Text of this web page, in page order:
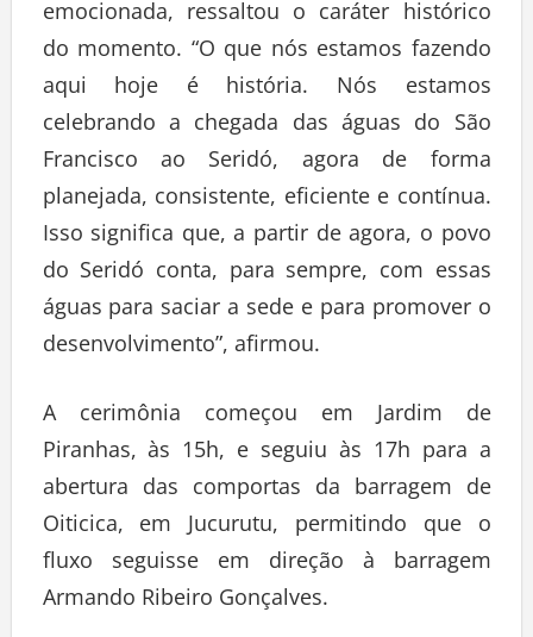
emocionada, ressaltou o caráter histórico
do momento. “O que nós estamos fazendo
aqui hoje é história. Nós estamos
celebrando a chegada das águas do São
Francisco ao Seridó, agora de forma
planejada, consistente, eficiente e contínua.
Isso significa que, a partir de agora, o povo
do Seridó conta, para sempre, com essas
águas para saciar a sede e para promover o
desenvolvimento”, afirmou.
A cerimônia começou em Jardim de
Piranhas, às 15h, e seguiu às 17h para a
abertura das comportas da barragem de
Oiticica, em Jucurutu, permitindo que o
fluxo seguisse em direção à barragem
Armando Ribeiro Gonçalves.